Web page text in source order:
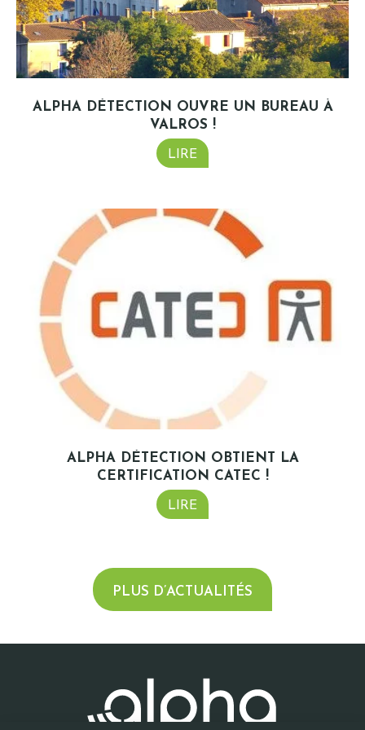
ALPHA DÉTECTION OUVRE UN BUREAU À
VALROS !
LIRE
ALPHA DÉTECTION OBTIENT LA
CERTIFICATION CATEC !
LIRE
PLUS D’ACTUALITÉS